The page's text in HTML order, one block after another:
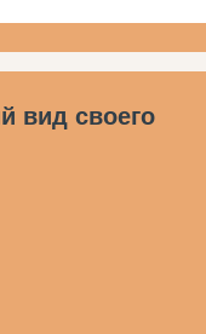
вид своего